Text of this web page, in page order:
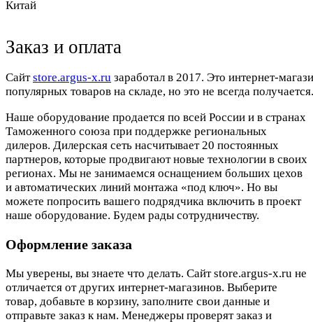
Китай
Заказ и оплата
Cайтstore.argus-x.ru заработал в 2017. Это интернет-
популярных товаров на складе, но это не всегда
Наше оборудование продается по всей России и в странах
Таможенного союза при поддержке региональных
дилеров. Дилерская сеть насчитывает 20 постоянных
партнеров, которые продвигают новые технологии в своих
регионах. Мы не занимаемся оснащением больших цехов
и автоматических линий монтажа «под ключ». Но вы
можете попросить вашего подрядчика включить в проект
наше оборудование. Будем рады сотрудничеству.
Оформление заказа
Мы уверены, вы знаете что делать. Сайт store.argus-x.ru не
отличается от других интернет-магазинов. Выберите
товар, добавьте в корзину, заполните свои данные и
отправьте заказ к нам. Менеджеры проверят заказ и